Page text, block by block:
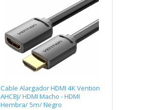
Cable Alargador HDMI 4K Vention
AHCBJ/ HDMI Macho - HDMI
Hembra/ 5m/ Negro